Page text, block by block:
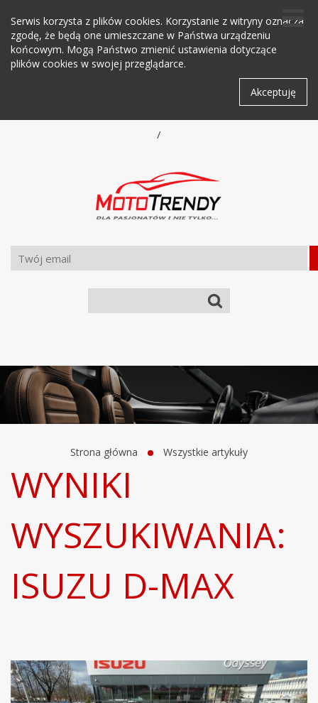
Serwis korzysta z plików cookies. Korzystanie z witryny oznacza
zgodę, że będą one umieszczane w Państwa urządzeniu
końcowym. Mogą Państwo zmienić ustawienia dotyczące
plików cookies w swojej przeglądarce.
Akceptuję
/
Strona główna Wszystkie artykuły
WYNIKI
WYSZUKIWANIA:
ISUZU D-MAX